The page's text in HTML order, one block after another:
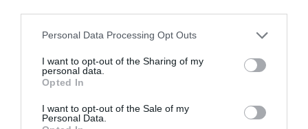
Please note that this website/app uses one or more Google
not limited to your visit or usage behaviour. You may click to
grant or deny consent to Google and its third-party tags to
use your data for below specified purposes in below Google
consent section.
Personal Data Processing Opt Outs
I want to opt-out of the Sharing of my
personal data.
Opted In
I want to opt-out of the Sale of my
Personal Data.